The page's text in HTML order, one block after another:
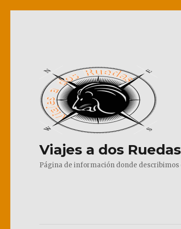
Viajes a dos Ruedas
Página de información donde describimos